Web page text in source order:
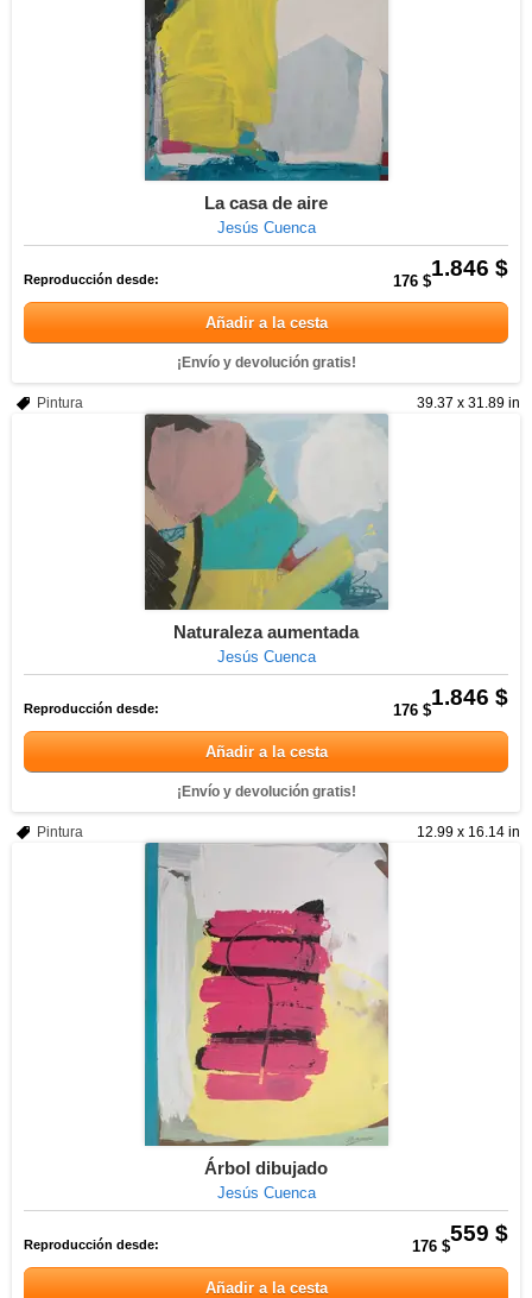
La casa de aire
Jesús Cuenca
1.846 $
Reproducción desde: 176 $
Añadir a la cesta
¡Envío y devolución gratis!
39.37 x 31.89 in
Pintura
Naturaleza aumentada
Jesús Cuenca
1.846 $
Reproducción desde: 176 $
Añadir a la cesta
¡Envío y devolución gratis!
12.99 x 16.14 in
Pintura
Árbol dibujado
Jesús Cuenca
559 $
Reproducción desde: 176 $
Añadir a la cesta